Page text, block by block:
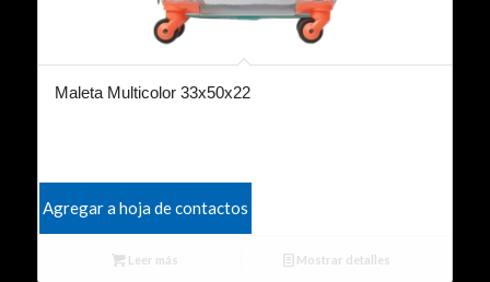
Maleta Multicolor 33x50x22
Agregar a hoja de contactos
Leer más Mostrar detalles